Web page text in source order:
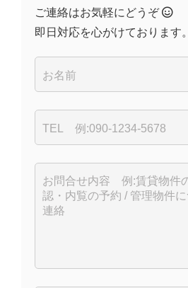
ご連絡はお気軽にどうぞ
即日対応を心がけております。